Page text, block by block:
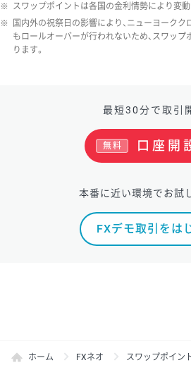
※ スワップポイントは各国の金利情勢により変動
※
国内外の祝祭日の影響により、ニューヨーク
もロールオーバーが行われないため、スワッ
ります。
最短30分で取引
口座開
無料
本番に近い環境でお試
FXデモ取引をは
ホーム FXネオ スワップポイン